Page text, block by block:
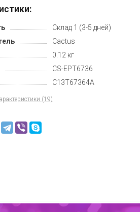
Склад 1 (3-5 дней)
Cactus
0.12 кг
CS-EPT6736
C13T67364A
(19)